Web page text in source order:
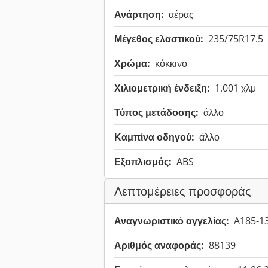
Ανάρτηση: αέρας
Μέγεθος ελαστικού: 235/75R17.5
Χρώμα: κόκκινο
Χιλιομετρική ένδειξη: 1.001 χλμ
Τύπος μετάδοσης: άλλο
Καμπίνα οδηγού: άλλο
Εξοπλισμός: ABS
Λεπτομέρειες προσφοράς
Αναγνωριστικό αγγελίας: A185-
Αριθμός αναφοράς: 88139